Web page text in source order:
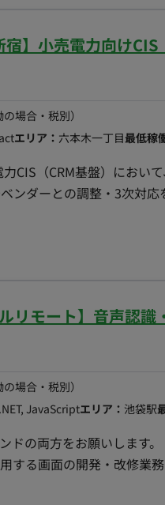
トエンドの開発における
だきます。 ‐設計書の不
チーム、QAチームに分か
とに開発～単体テストを御
] AWS Service：
環境 チー
ており、 実装で不明な点
ております。
】小売電力向けCIS
場合・税別）
エリア： 六本木一丁目最低稼
CIS（CRM基盤）におい
ンダーとの調整・3次対
りと、CRMカスタム開発
3次対応（不具合調査・根本原因分
会社の常駐メンバー3名（
リモート】音声認識
場合・税別）
JavaScriptエリア： 池袋駅
ドの両方をお願いします
する画面の開発・改修業